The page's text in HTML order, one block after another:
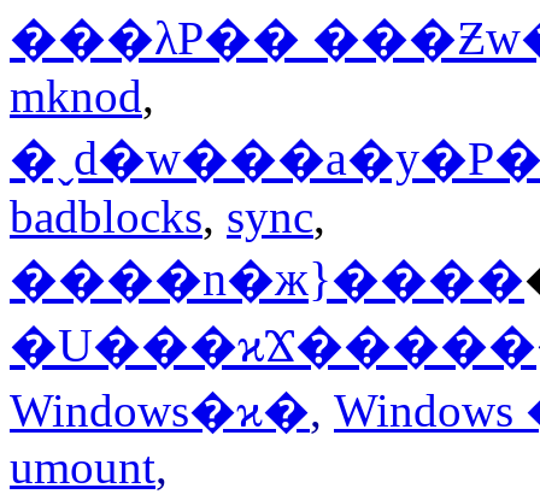
���λP��
mknod,
badblocks, sync,
����n�ж}����
�U���ϰϪ�����
Windows�ϰ�,
umount,